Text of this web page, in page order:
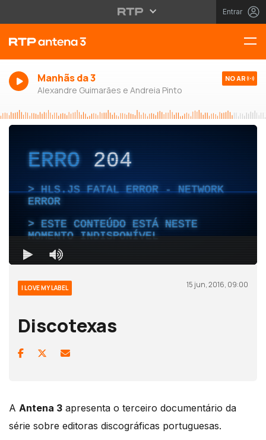
Entrar
Manhãs da 3
Alexandre Guimarães e Andreia Pinto
NO AR
I LOVE MY LABEL 15 jun, 2016, 09:00
Discotexas
A Antena 3 apresenta o terceiro documentário da
série sobre editoras discográficas portuguesas.